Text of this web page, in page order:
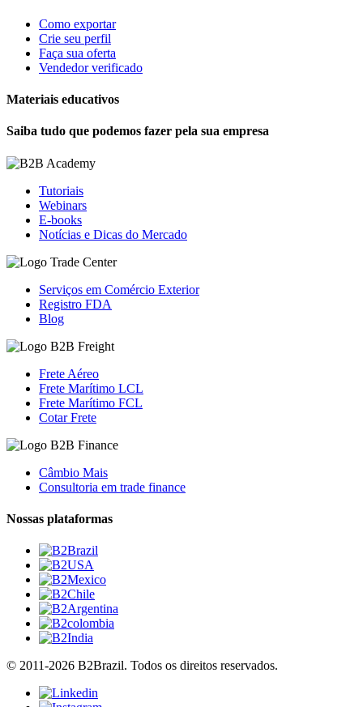
Como exportar
Crie seu perfil
Faça sua oferta
Vendedor verificado
Materiais educativos
Saiba tudo que podemos fazer pela sua empresa
Tutoriais
Webinars
E-books
Notícias e Dicas do Mercado
Serviços em Comércio Exterior
Registro FDA
Blog
Frete Aéreo
Frete Marítimo LCL
Frete Marítimo FCL
Cotar Frete
Câmbio Mais
Consultoria em trade finance
Nossas plataformas
© 2011-2026 B2Brazil. Todos os direitos reservados.